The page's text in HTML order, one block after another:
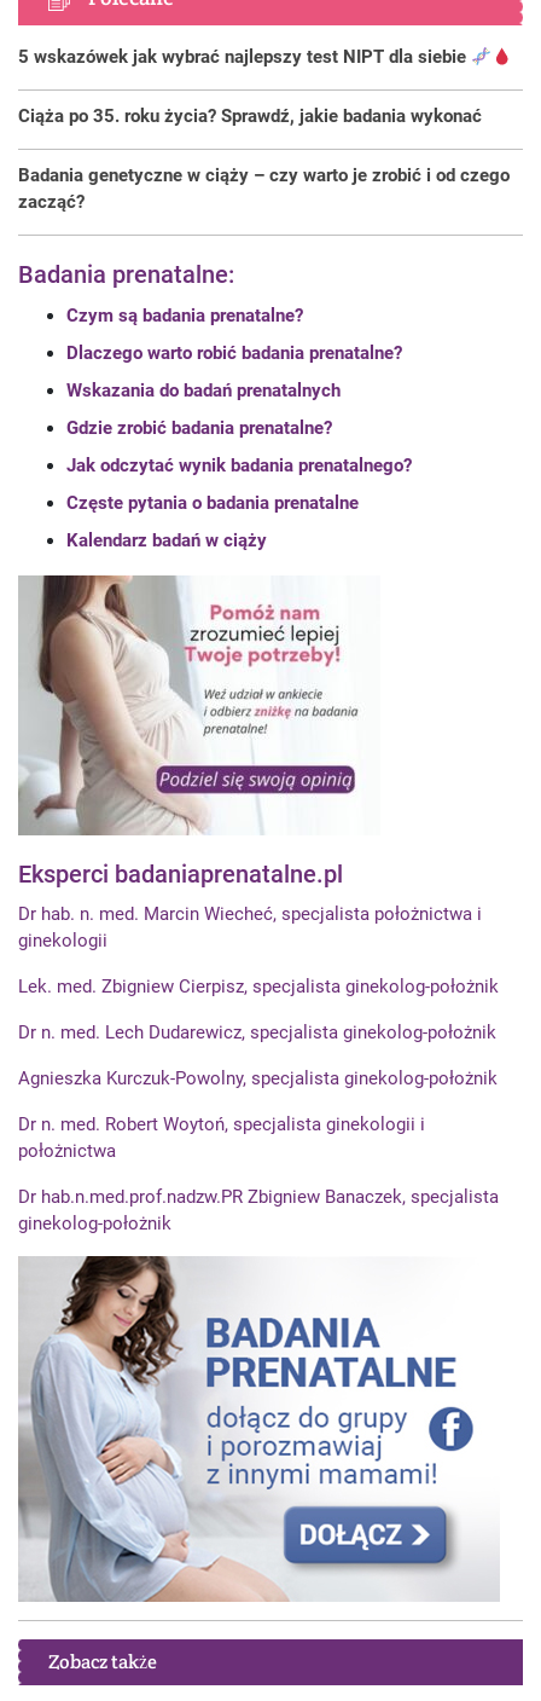
5 wskazówek jak wybrać najlepszy test NIPT dla siebie
Ciąża po 35. roku życia? Sprawdź, jakie badania wykonać
Badania genetyczne w ciąży – czy warto je zrobić i od czego
zacząć?
Badania prenatalne:
Czym są badania prenatalne?
Dlaczego warto robić badania prenatalne?
Wskazania do badań prenatalnych
Gdzie zrobić badania prenatalne?
Jak odczytać wynik badania prenatalnego?
Częste pytania o badania prenatalne
Kalendarz badań w ciąży
Eksperci badaniaprenatalne.pl
Dr hab. n. med. Marcin Wiecheć, specjalista położnictwa i
ginekologii
Lek. med. Zbigniew Cierpisz, specjalista ginekolog-położnik
Dr n. med. Lech Dudarewicz, specjalista ginekolog-położnik
Agnieszka Kurczuk-Powolny, specjalista ginekolog-położnik
Dr n. med. Robert Woytoń, specjalista ginekologii i
położnictwa
Dr hab.n.med.prof.nadzw.PR Zbigniew Banaczek, specjalista
ginekolog-położnik
Zobacz także